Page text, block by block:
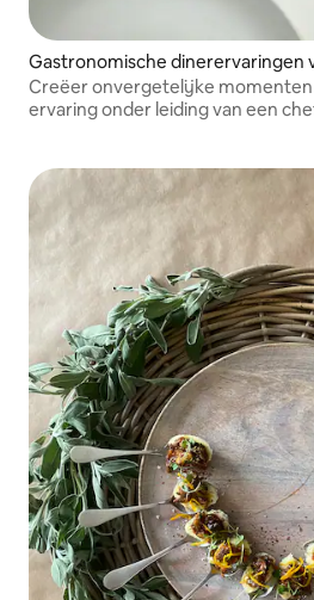
Gastronomische dinerervaringen
Creëer onvergetelijke
ervaring onder leiding van een
van je tijd met je gasten.